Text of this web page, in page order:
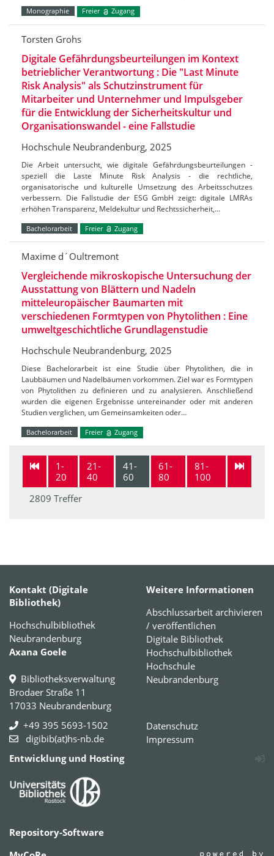
Monographie Freier Zugang
Torsten Grohs
Digitale Gefährdungsbeurteilungen im Kontext
betrieblicher Verantwortung : Die "Last Minute
Risk Analysis" als Schutzinstrument für
Mitarbeiter und Unternehmer und Impulsgeber
für die Entwicklung der Sicherheitskultur und
Organisationswandel - eine Fallstudie
Hochschule Neubrandenburg, 2025
Die Arbeit untersucht, wie digitale Gefährdungsbeurteilungen -
speziell die Laste Minute Risk Analysis - die rechtliche,
organisatorische und kulturelle Umsetzung des Arbeitsschutzes
verbessern. Die Fallstudie der ESG GmbH zeigt: digitale LMRAs
erhöhen Transparenz, Meldekultur und Rechtssicherheit,…
Bachelorarbeit Freier Zugang
Maxime d´Oultremont
Vergleichende mikroskopische Untersuchung der
Ausstattung von Blättern und Nadeln
mitteleuropäischer Baumarten mit
verschiedenen Formtypen von Phytolithen : Eine
umweltgeschichtliche Grundlagenstudie
Hochschule Neubrandenburg, 2025
Diese Bachelorarbeit ist eine Studie über Phytolithen, die in
Laubbäumen und Nadelbäumen vorkommen. Ziel war es Formtypen
von Phytolithen zu definieren und zu analysieren. Anschließend
wurden die eigenen Ergebnisse untereinander oder mit anderen
Studien verglichen, um Gemeinsamkeiten oder…
Bachelorarbeit Freier Zugang
1-
20
21-
40
41-
60
61-
80
81-
100
2809 Treffer
Kontakt (Digitale
Bibliothek)
Hochschulbibliothek
Neubrandenburg
Axana Goele
Bibliotheksverwaltung
Brodaer Straße 11
17033 Neubrandenburg
+49 395 5693-1502
digibib(at)hs-nb.de
Weitere Informationen
Abschlussarbeit archivieren
/ veröffentlichen
Digitale Bibliothek
Hochschulbibliothek
Hochschule
Neubrandenburg
Datenschutz
Impressum
Entwicklung und Hosting
Repository-Software